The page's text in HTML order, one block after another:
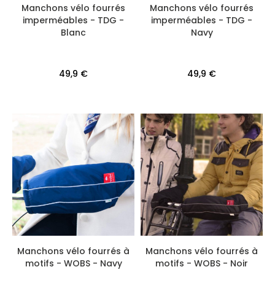
Manchons vélo fourrés
imperméables - TDG -
Blanc
49,9 €
Manchons vélo fourrés
imperméables - TDG -
Navy
49,9 €
Manchons vélo fourrés à
motifs - WOBS - Navy
Manchons vélo fourrés à
motifs - WOBS - Noir